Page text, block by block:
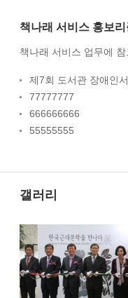
책나래 서비스 홍보리
책나래 서비스 업무에
제7회 도서관 장애인
77777777
666666666
55555555
갤러리